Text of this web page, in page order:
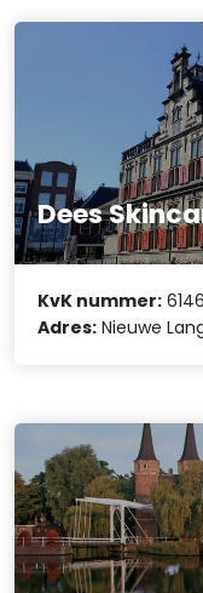
Dees
KvK nummer:
Adres: Nieuwe